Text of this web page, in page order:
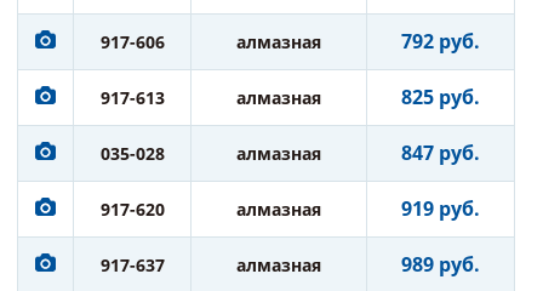
917-606 алмазная 792 руб.
917-613 алмазная 825 руб.
035-028 алмазная 847 руб.
917-620 алмазная 919 руб.
917-637 алмазная 989 руб.